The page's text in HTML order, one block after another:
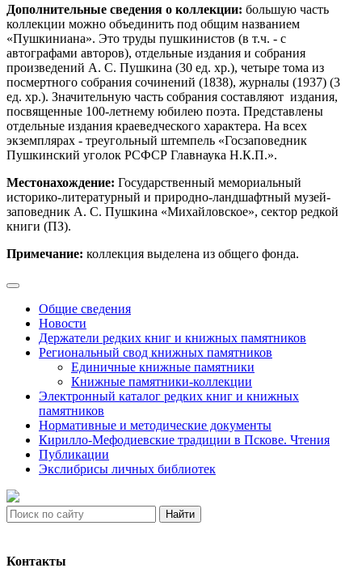
Дополнительные сведения о коллекции: большую часть
коллекции можно объединить под общим названием
«Пушкиниана». Это труды пушкинистов (в т.ч. - с
автографами авторов), отдельные издания и собрания
произведений А. С. Пушкина (30 ед. хр.), четыре тома из
посмертного собрания сочинений (1838), журналы (1937) (3
ед. хр.). Значительную часть собрания составляют издания,
посвященные 100-летнему юбилею поэта. Представлены
отдельные издания краеведческого характера. На всех
экземплярах - треугольный штемпель «Госзаповедник
Пушкинский уголок РСФСР Главнаука Н.К.П.».
Местонахождение: Государственный мемориальный
историко-литературный и природно-ландшафтный музей-
заповедник А. С. Пушкина «Михайловское», сектор редкой
книги (ПЗ).
Примечание: коллекция выделена из общего фонда.
Общие сведения
Новости
Держатели редких книг и книжных памятников
Региональный свод книжных памятников
Единичные книжные памятники
Книжные памятники-коллекции
Электронный каталог редких книг и книжных
памятников
Нормативные и методические документы
Кирилло-Мефодиевские традиции в Пскове. Чтения
Публикации
Экслибрисы личных библиотек
Найти
Контакты